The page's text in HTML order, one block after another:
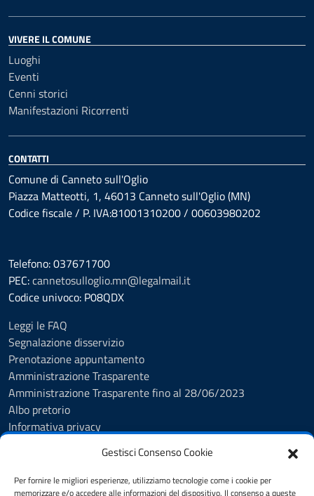
Gestisci Consenso Cookie
Per fornire le migliori esperienze, utilizziamo tecnologie come i cookie per
memorizzare e/o accedere alle informazioni del dispositivo. Il consenso a queste
VIVERE IL COMUNE
Luoghi
Eventi
Cenni storici
Manifestazioni Ricorrenti
CONTATTI
Comune di Canneto sull'Oglio
Piazza Matteotti, 1, 46013 Canneto sull'Oglio (MN)
Codice fiscale / P. IVA:81001310200 / 00603980202
Telefono: 037671700
PEC:cannetosulloglio.mn@legalmail.it
Codice univoco: P08QDX
Leggi le FAQ
Segnalazione disservizio
Prenotazione appuntamento
Amministrazione Trasparente
Amministrazione Trasparente fino al 28/06/2023
Albo pretorio
Informativa privacy
Feedback Accessibilità